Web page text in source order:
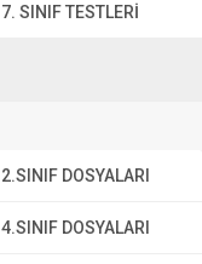
7. SINIF TESTLERI
2.SINIF DOSYALARI
4.SINIF DOSYALARI